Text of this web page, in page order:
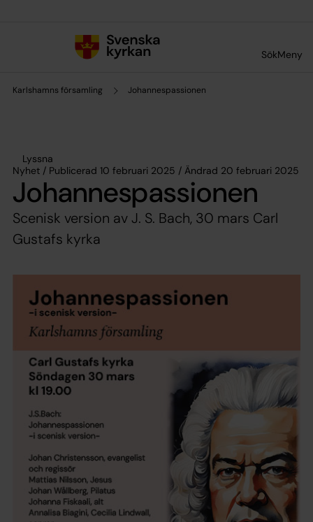
SökMeny
Karlshamns församling Johannespassionen
Lyssna
Nyhet / Publicerad 10 februari 2025 / Ändrad 20 februari 2025
Johannespassionen
Scenisk version av J. S. Bach, 30 mars Carl
Gustafs kyrka